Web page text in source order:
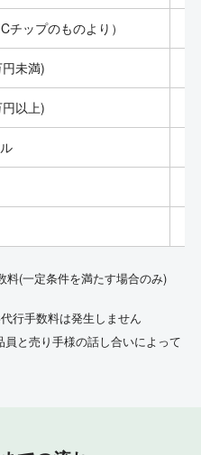
ップのものより）
未満)
以上)
料(一定条件を満たす場合のみ)
行手数料は発生しません
と売り手様の話し合いによって